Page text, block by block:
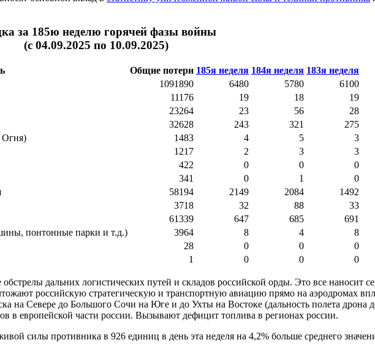
за 185ю неделю горячей фазы войны
(с 04.09.2025 по 10.09.2025)
Общие потери 185я неделя 184я неделя 183я неделя
1091890 6480 5780
6100
11176 19 18
19
23264 23 56
28
32628 243 321
275
Огня)
1483 4 5
3
1217 2 3
3
422 0 0
0
341 0 1
0
58194 2149 2084
1492
3718 32 88
33
61339 647 685
691
понтонные парки и т.д.)
3964 8 4
8
28 0 0
0
1 0 0 0
дальних логистических путей и складов российской орды. Это все наносит
российскую стратегическую и транспортную авиацию прямо на аэродромах
на Севере до Большого Сочи на Юге и до Ухты на Востоке (дальность полета
в европейской части россии. Вызывают дефицит топлива в регионах россии.
силы противника в 926 единиц в день эта неделя на 4,2% больше среднего